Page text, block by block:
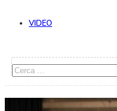
VIDEO
Cerca